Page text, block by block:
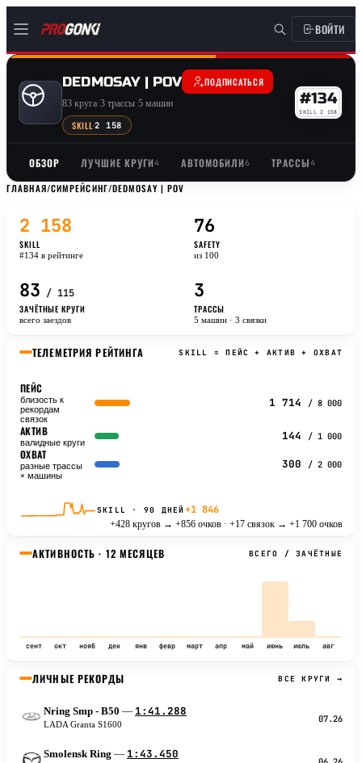
ВОЙТИ
DEDMOSAY | POV ПОДПИСАТЬСЯ
83 круга·3 трассы·5 машин
SKILL·2 158
#134
SKILL 2 158
ОБЗОР ЛУЧШИЕ КРУГИ4 АВТОМОБИЛИ6 ТРАССЫ4
ГЛАВНАЯ/СИМРЕЙСИНГ/DEDMOSAY | POV
2 158
SKILL
#134 в рейтинге
76
SAFETY
из 100
83 / 115
ЗАЧЁТНЫЕ КРУГИ
всего заездов
3
ТРАССЫ
5 машин · 3 связки
ТЕЛЕМЕТРИЯ РЕЙТИНГА SKILL = ПЕЙС + АКТИВ + ОХВАТ
ПЕЙС
близость к
рекордам
связок
1 714 / 8 000
АКТИВ
валидные круги 144 / 1 000
ОХВАТ
разные трассы
× машины
300 / 2 000
SKILL · 90 ДНЕЙ +1 846
+428 кругов → +856 очков · +17 связок → +1 700 очков
АКТИВНОСТЬ · 12 МЕСЯЦЕВ ВСЕГО / ЗАЧЁТНЫЕ
сент окт нояб дек янв февр март апр май июнь июль авг
ЛИЧНЫЕ РЕКОРДЫ ВСЕ КРУГИ →
L Nring Smp - B50 — 1:41.288
LADA Granta S1600
07.26
M Smolensk Ring — 1:43.450